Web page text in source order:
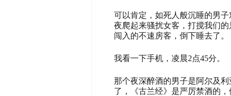
可以肯定，如死人般沉睡的男
夜爬起来骚扰女客，打搅我们
闯入的不速房客，倒下睡去了。
我看一下手机，凌晨2点45分。
那个夜深醉酒的男子是阿尔及
了，《古兰经》是严厉禁酒的